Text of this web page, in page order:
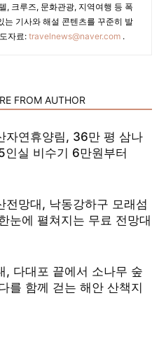
, 크루즈, 문화관광, 지역여행 등 폭
는 기사와 해설 콘텐츠를 꾸준히 발
자료: travelnews@naver.com.
FROM AUTHOR
자연휴양림, 36만 평 삼나
인실 비수기 6만원부터
전망대, 낙동강하구 모래섬
눈에 펼쳐지는 무료 전망대
, 다대포 끝에서 소나무 숲
를 함께 걷는 해안 산책지